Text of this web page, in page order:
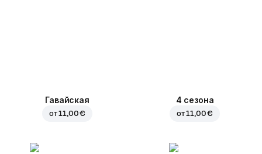
Гавайская
от11,00 €
4 сезона
от11,00 €